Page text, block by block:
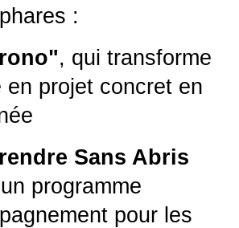
:
, qui transforme
en projet concret en
Sans Abris
programme
pour les